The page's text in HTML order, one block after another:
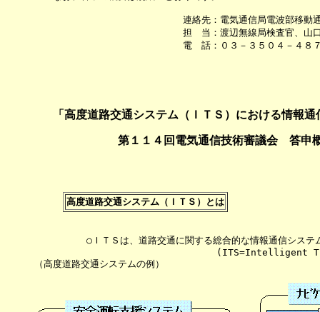
連絡先：電気通信局電波部移動通
担　当：渡辺無線局検査官、山口シス
電　話：０３－３５０４－４８７
「高度道路交通システム（ＩＴＳ）における情報
第１１４回電気通信技術審議会　答申
高度道路交通システム（ＩＴＳ）とは
○ＩＴＳは、道路交通に関する総合的な情報通信システ
(ITS=Intelligent Transport